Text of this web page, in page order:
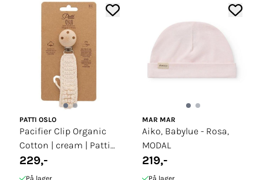
PATTI OSLO
Pacifier Clip Organic
Cotton | cream | Patti
Oslo
229,-
På lager
MAR MAR
Aiko, Babylue - Rosa,
MODAL
219,-
På lager